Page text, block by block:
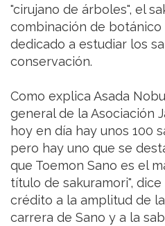
"cirujano de árboles", el
combinación de botánico
dedicado a estudiar los
conservación.
Como explica Asada
general de la Asociación
hoy en día hay unos 100
pero hay uno que se
que Toemon Sano es el
título de sakuramori",
crédito a la amplitud de
carrera de Sano y a la